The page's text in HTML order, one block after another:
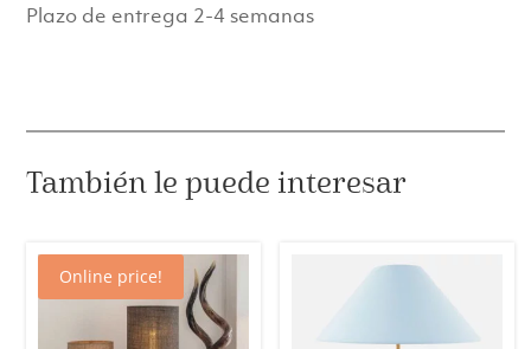
Plazo de entrega 2-4 semanas
También le puede interesar
Online price!